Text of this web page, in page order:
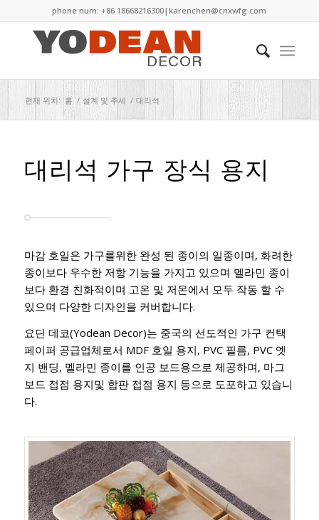
phone num: +86 18668216300|karenchen@cnxwfg.com
현재 위치: 홈 / 설계 및 추세 / 대리석
대리석 가구 장식 용지
마감 호일은 가구를위한 완성 된 종이의 일종이며, 화려한
종이보다 우수한 저항 기능을 가지고 있으며 멜라민 종이
보다 환경 친화적이며 고온 및 저온에서 모두 작동 할 수
있으며 다양한 디자인을 커버합니다.
요딘 데코(Yodean Decor)는 중국의 선도적인 가구 컨택
페이퍼 공급업체로서 MDF 호일 용지, PVC 필름, PVC 엣
지 밴딩, 멜라민 종이를 인공 보드용으로 제공하며, 마그
보드 접점 용지및 합판 접점 용지 등으로 도포하고 있습니
다.